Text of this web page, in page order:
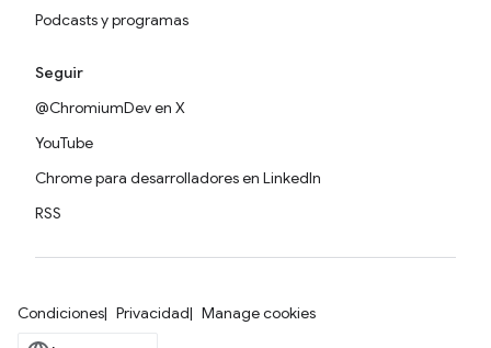
Podcasts y programas
Seguir
@ChromiumDev en X
YouTube
Chrome para desarrolladores en LinkedIn
RSS
Condiciones Privacidad Manage cookies